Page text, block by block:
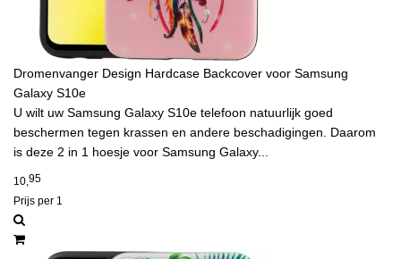
Dromenvanger Design Hardcase Backcover voor Samsung
Galaxy S10e
U wilt uw Samsung Galaxy S10e telefoon natuurlijk goed
beschermen tegen krassen en andere beschadigingen. Daarom
is deze 2 in 1 hoesje voor Samsung Galaxy...
10,95
Prijs per 1